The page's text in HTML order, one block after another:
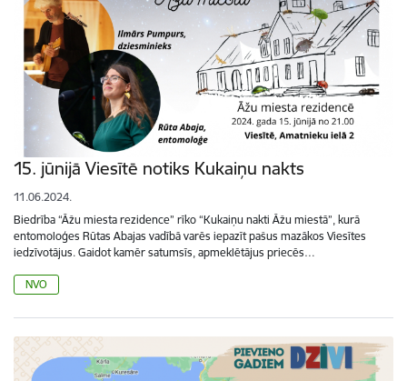
15. jūnijā Viesītē notiks Kukaiņu nakts
11.06.2024.
Biedrība “Āžu miesta rezidence” rīko “Kukaiņu nakti Āžu miestā”, kurā
entomoloģes Rūtas Abajas vadībā varēs iepazīt pašus mazākos Viesītes
iedzīvotājus. Gaidot kamēr satumsīs, apmeklētājus priecēs…
NVO